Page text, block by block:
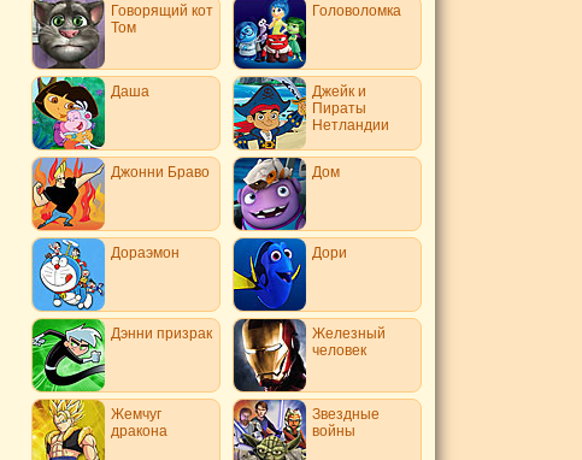
Говорящий кот
Том
Головоломка
Даша
Джейк и
Пираты
Нетландии
Джонни Браво Дом
Дораэмон Дори
Дэнни призрак
Железный
человек
Жемчуг
дракона
Звездные
войны